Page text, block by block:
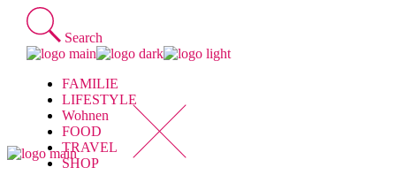
Skip
content
Search
FAMILIE
LIFESTYLE
Wohnen
FOOD
TRAVEL
SHOP